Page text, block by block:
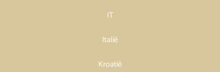
IT
Italië
Kroatië